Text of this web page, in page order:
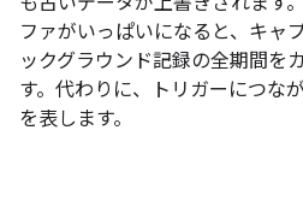
ファがいっぱいになると、キャ
ックグラウンド記録の全期間を
す。代わりに、トリガーにつな
を表します。